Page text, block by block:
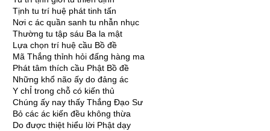
Tịnh tu trí huệ phát tinh tấn
Nơi c ác quần sanh tu nhẫn nhục
Thường tu tập sáu Ba la mật
Lựa chọn trí huệ cầu Bồ đề
Mã Thắng thỉnh hỏi đấng hàng ma
Phát tâm thích cầu Phật Bồ đề
Những khổ não ấy do đảng ác
Y chỈ trong chỗ có kiến thủ
Chúng ấy nay thấy Thắng Ðạo Sư
Bỏ các ác kiến đều không thừa
Do được thiệt hiểu lời Phật dạy